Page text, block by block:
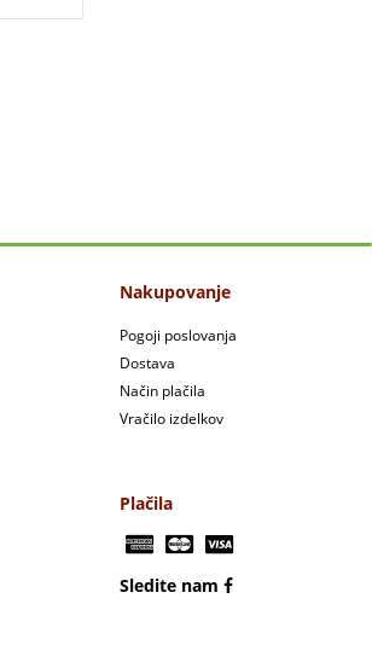
Nakupovanje
Pogoji poslovanja
Dostava
Način plačila
Vračilo izdelkov
Plačila
Sledite nam